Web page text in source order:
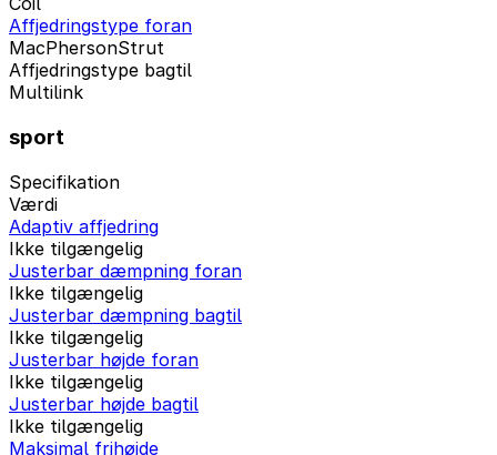
Affjedringstype foran
MacPhersonStrut
Affjedringstype bagtil
Multilink
sport
Specifikation
Værdi
Adaptiv affjedring
Ikke tilgængelig
Justerbar dæmpning foran
Ikke tilgængelig
Justerbar dæmpning bagtil
Ikke tilgængelig
Justerbar højde foran
Ikke tilgængelig
Justerbar højde bagtil
Ikke tilgængelig
Maksimal frihøjde